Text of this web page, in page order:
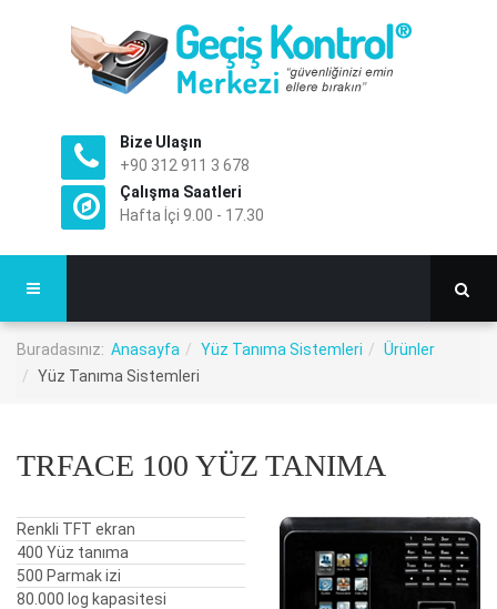
Bize Ulaşın
+90 312 911 3 678
Çalışma Saatleri
Hafta İçi 9.00 - 17.30
Buradasınız: Anasayfa Yüz Tanıma Sistemleri
Ürünler
Yüz Tanıma Sistemleri
TRFACE 100 YÜZ TANIMA
Renkli TFT ekran
400 Yüz tanıma
500 Parmak izi
80.000 log kapasitesi